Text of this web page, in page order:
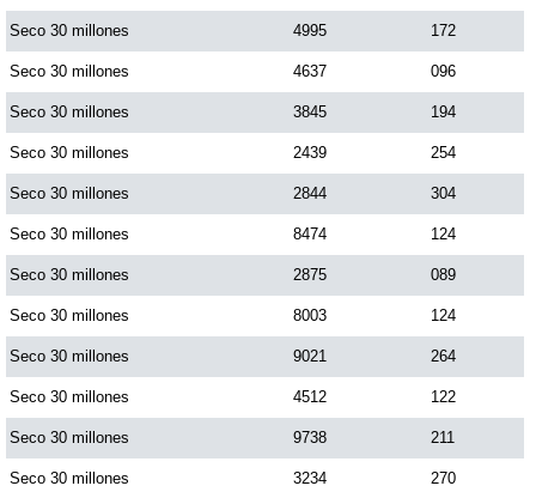
Fantástica Día
Fantástica Noche
Motilon Tarde
Motilon Noche
Paisita Día
Paisita Noche
Paisita 3
Seco 30 millones 4995 172
Seco 30 millones 4637 096
Seco 30 millones 3845 194
Seco 30 millones 2439 254
Seco 30 millones 2844 304
Seco 30 millones 8474 124
Seco 30 millones 2875 089
Seco 30 millones 8003 124
Seco 30 millones 9021 264
Seco 30 millones 4512 122
Seco 30 millones 9738 211
Seco 30 millones 3234 270